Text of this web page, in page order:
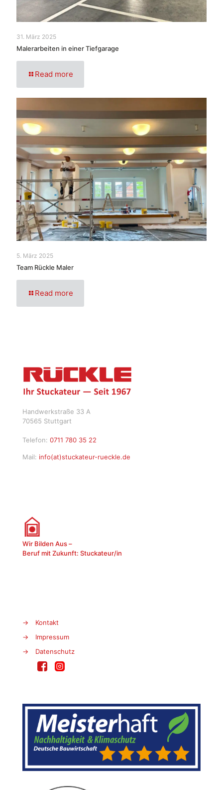
31. März 2025
Malerarbeiten in einer Tiefgarage
Read more
5. März 2025
Team Rückle Maler
Read more
Handwerkstraße 33 A
70565 Stuttgart
Telefon: 0711 780 35 22
Mail: info(at)stuckateur-rueckle.de
Wir Bilden Aus –
Beruf mit Zukunft: Stuckateur/in
→
Kontakt
→
Impressum
→
Datenschutz